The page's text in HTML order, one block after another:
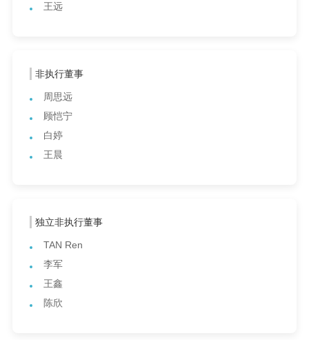
王远
非执行董事
周思远
顾恺宁
白婷
王晨
独立非执行董事
TAN Ren
李军
王鑫
陈欣